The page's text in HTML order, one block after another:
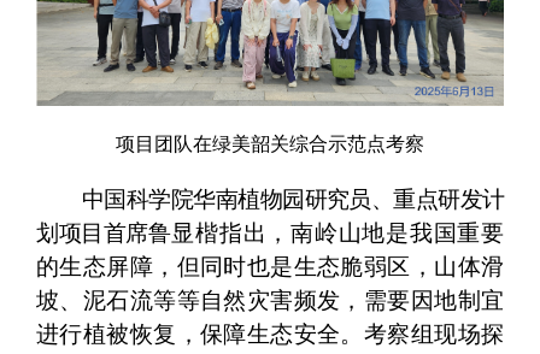
项目团队在绿美韶关综合示范点考察
中国科学院华南植物园研究员、重点研发计
划项目首席鲁显楷指出，南岭山地是我国重要
的生态屏障，但同时也是生态脆弱区，山体滑
坡、泥石流等等自然灾害频发，需要因地制宜
进行植被恢复，保障生态安全。考察组现场探